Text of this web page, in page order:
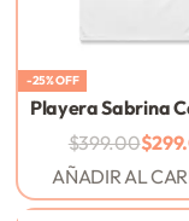
-25% OFF
$399.00$
AÑADIR AL